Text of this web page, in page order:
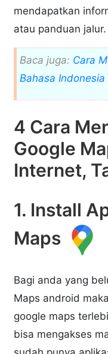
mendapatkan
atau panduan jalur.
Baca juga: Cara
Bahasa
4 Cara
Google
Internet,
1. Install
Maps
Bagi anda yang
Maps android
google maps
bisa mengakses